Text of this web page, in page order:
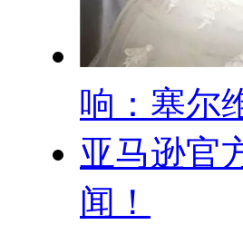
响：塞尔
亚马逊官
闻！